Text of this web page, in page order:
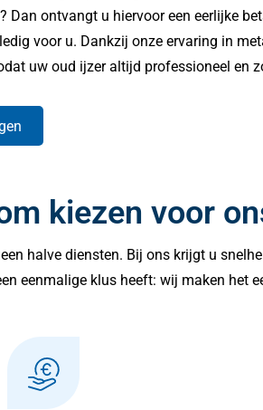
Dan ontvangt u hiervoor een eerlijke
voor u. Dankzij onze ervaring in
uw oud ijzer altijd professioneel en
kiezen voor
halve diensten. Bij ons krijgt u
eenmalige klus heeft: wij maken het